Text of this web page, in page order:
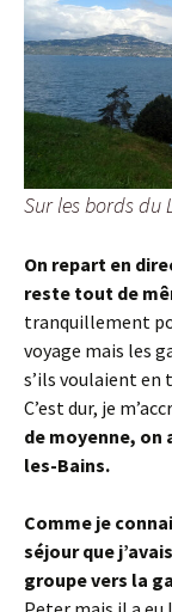
Sur les bords du
On repart en
reste tout de
tranquillement
voyage mais les
s’ils voulaient
C’est dur, je
de moyenne, on
les-Bains.
Comme je
séjour que
groupe vers la